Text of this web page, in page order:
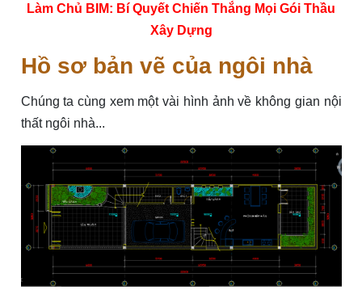
Làm Chủ BIM: Bí Quyết Chiến Thắng Mọi Gói Thầu
Xây Dựng
Hồ sơ bản vẽ của ngôi nhà
Chúng ta cùng xem một vài hình ảnh về không gian nội
thất ngôi nhà...